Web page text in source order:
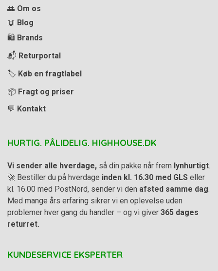
👥 Om os
📖 Blog
🛍️ Brands
📬 Returportal
🏷️ Køb en fragtlabel
📦 Fragt og priser
💬 Kontakt
HURTIG. PÅLIDELIG. HIGHHOUSE.DK
Vi sender alle hverdage, så din pakke når frem lynhurtigt.
🚀 Bestiller du på hverdage inden kl. 16.30 med GLS eller
kl. 16.00 med PostNord, sender vi den afsted samme dag.
Med mange års erfaring sikrer vi en oplevelse uden
problemer hver gang du handler – og vi giver 365 dages
returret.
KUNDESERVICE EKSPERTER